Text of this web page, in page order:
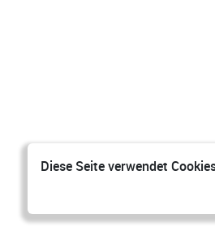
Diese Seite verwendet